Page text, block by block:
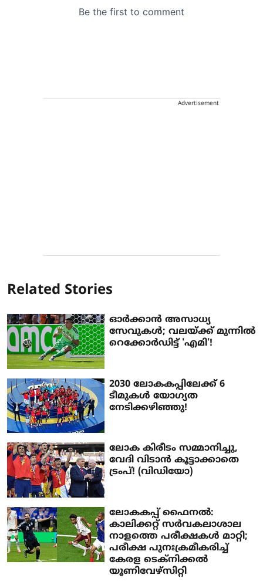
Advertisement
Related Stories
ഓർക്കാൻ അസാധ്യ
സേവുകൾ; വലയ്ക്ക് മുന്നിൽ
റെക്കോർ‍ഡിട്ട് 'എമി'!
2030 ലോകകപ്പിലേക്ക് 6
ടീമുകൾ യോ​ഗ്യത
നേടിക്കഴിഞ്ഞു!
ലോക കിരീടം സമ്മാനിച്ചു,
വേദി വിടാൻ കൂട്ടാക്കാതെ
ട്രംപ്! (വിഡിയോ)
ലോകകപ്പ് ഫൈനൽ:
കാലിക്കറ്റ് സർവകലാശാല
നാളത്തെ പരീക്ഷകൾ മാറ്റി;
പരീക്ഷ പുനഃക്രമീകരിച്ച്
കേരള ടെക്നിക്കൽ
യൂണിവേഴ്സിറ്റി